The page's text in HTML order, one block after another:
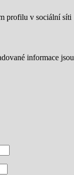
profilu v sociální síti
informace